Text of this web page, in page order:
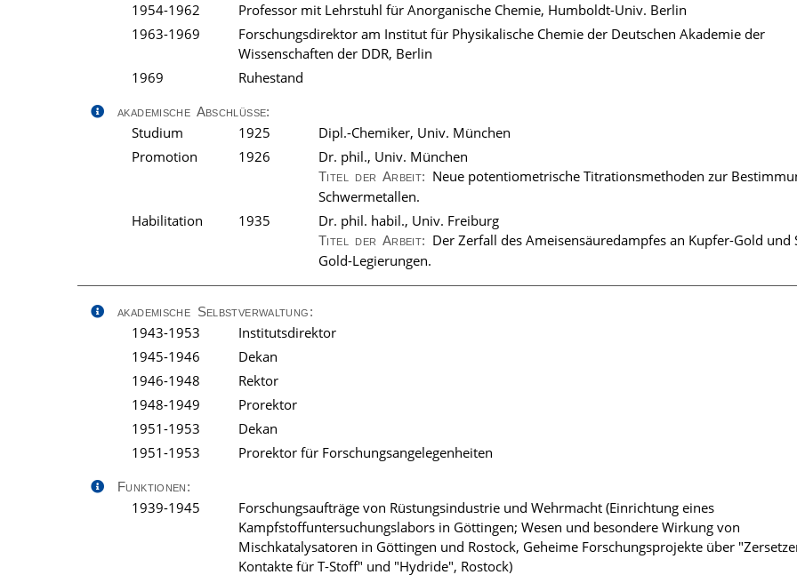
1954-1962
Professor mit Lehrstuhl für Anorganische Chemie, Humboldt-Univ. Berlin
1963-1969
Forschungsdirektor am Institut für Physikalische Chemie der Deutschen Akademie der
Wissenschaften der DDR, Berlin
1969
Ruhestand
akademische Abschlüsse:
Studium 1925
Dipl.-Chemiker, Univ. München
Promotion
1926 Dr. phil., Univ. München
Titel der Arbeit: Neue potentiometrische Titrationsmethoden zur
Schwermetallen.
Habilitation
1935 Dr. phil. habil., Univ. Freiburg
Titel der Arbeit: Der Zerfall des Ameisensäuredampfes an Kupfer-Gold und
Gold-Legierungen.
akademische Selbstverwaltung:
1943-1953
Institutsdirektor
1945-1946
Dekan
1946-1948
Rektor
1948-1949
Prorektor
1951-1953
Dekan
1951-1953
Prorektor für Forschungsangelegenheiten
Funktionen:
1939-1945
Forschungsaufträge von Rüstungsindustrie und Wehrmacht (Einrichtung eines
Kampfstoffuntersuchungslabors in Göttingen; Wesen und besondere Wirkung von
Mischkatalysatoren in Göttingen und Rostock, Geheime Forschungsprojekte über
Kontakte für T-Stoff" und "Hydride", Rostock)